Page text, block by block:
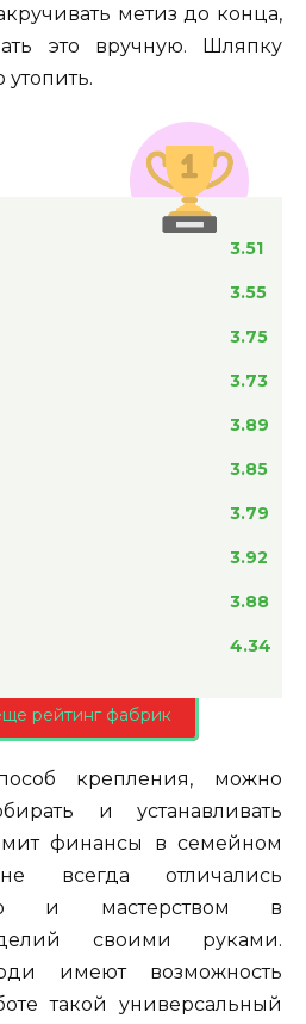
метиз до конца,
это вручную. Шляпку
утопить.
3.51
3.55
3.75
3.73
3.89
3.85
3.79
3.92
3.88
4.34
рейтинг фабрик
крепления, можно
и устанавливать
финансы в семейном
всегда отличались
и мастерством в
своими руками.
имеют возможность
такой универсальный